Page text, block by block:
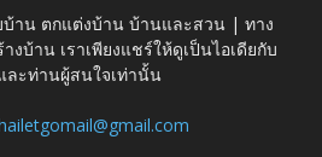
บ้าน ตกแต่งบ้าน บ้านและสวน | ทาง
งบ้าน เราเพียงแชร์ให้ดูเป็นไอเดียกับ
ละท่านผู้สนใจเท่านั้น